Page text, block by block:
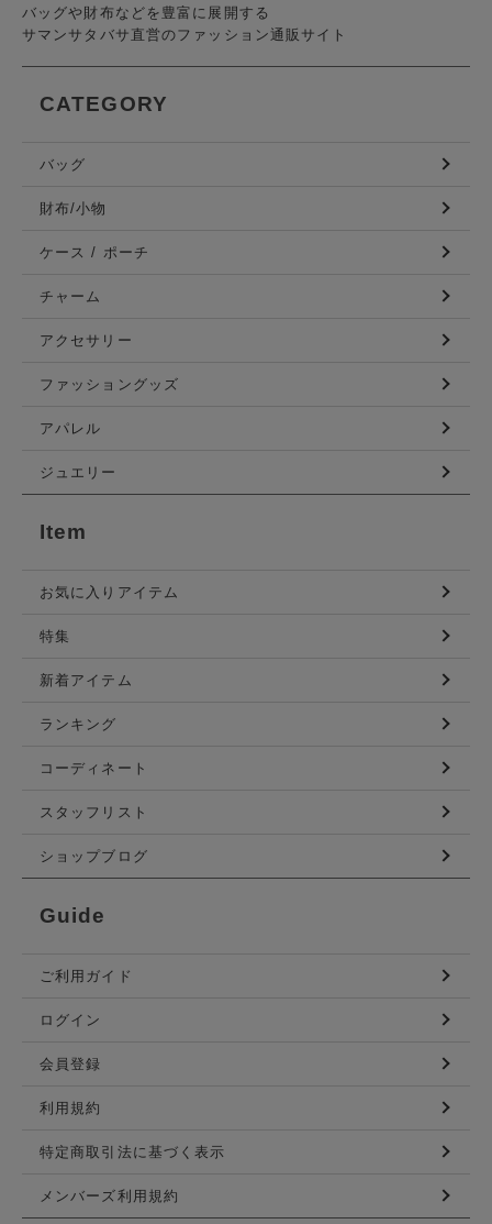
バッグや財布などを豊富に展開する
サマンサタバサ直営のファッション通販サイト
CATEGORY
バッグ
財布/小物
ケース / ポーチ
チャーム
アクセサリー
ファッショングッズ
アパレル
ジュエリー
Item
お気に入りアイテム
特集
新着アイテム
ランキング
コーディネート
スタッフリスト
ショップブログ
Guide
ご利用ガイド
ログイン
会員登録
利用規約
特定商取引法に基づく表示
メンバーズ利用規約